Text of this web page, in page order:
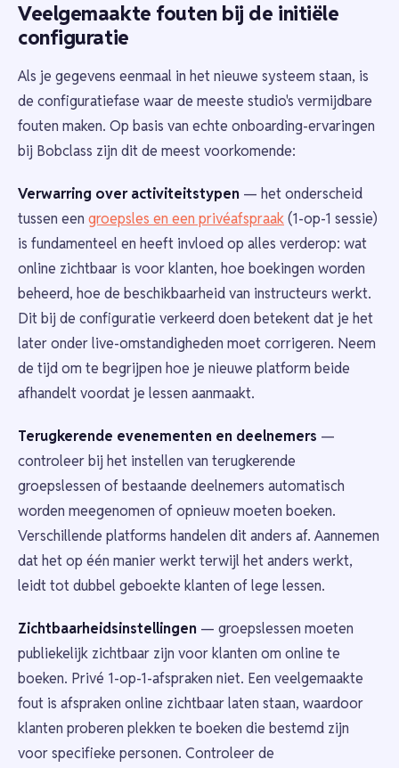
Veelgemaakte fouten bij de initiële
configuratie
Als je gegevens eenmaal in het nieuwe systeem staan, is
de configuratiefase waar de meeste studio's vermijdbare
fouten maken. Op basis van echte onboarding-ervaringen
bij Bobclass zijn dit de meest voorkomende:
Verwarring over activiteitstypen — het onderscheid
tussen een groepsles en een privéafspraak(1-op-1 sessie)
is fundamenteel en heeft invloed op alles verderop: wat
online zichtbaar is voor klanten, hoe boekingen worden
beheerd, hoe de beschikbaarheid van instructeurs werkt.
Dit bij de configuratie verkeerd doen betekent dat je het
later onder live-omstandigheden moet corrigeren. Neem
de tijd om te begrijpen hoe je nieuwe platform beide
afhandelt voordat je lessen aanmaakt.
Terugkerende evenementen en deelnemers —
controleer bij het instellen van terugkerende
groepslessen of bestaande deelnemers automatisch
worden meegenomen of opnieuw moeten boeken.
Verschillende platforms handelen dit anders af. Aannemen
dat het op één manier werkt terwijl het anders werkt,
leidt tot dubbel geboekte klanten of lege lessen.
Zichtbaarheidsinstellingen — groepslessen moeten
publiekelijk zichtbaar zijn voor klanten om online te
boeken. Privé 1-op-1-afspraken niet. Een veelgemaakte
fout is afspraken online zichtbaar laten staan, waardoor
klanten proberen plekken te boeken die bestemd zijn
voor specifieke personen. Controleer de